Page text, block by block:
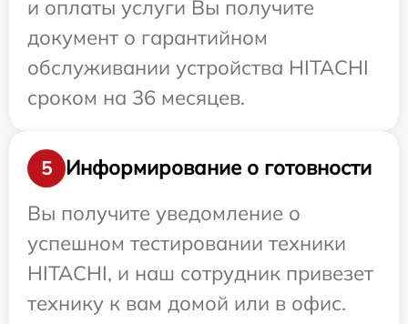
и оплаты услуги Вы получите
документ о гарантийном
обслуживании устройства HITACHI
сроком на 36 месяцев.
5
Информирование о готовности
Вы получите уведомление о
успешном тестировании техники
HITACHI, и наш сотрудник привезет
технику к вам домой или в офис.